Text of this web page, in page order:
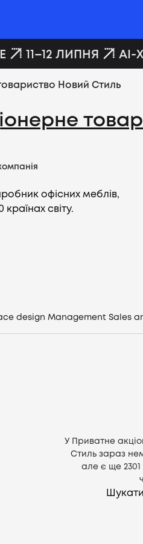
11–12 ЛИПНЯ AI-
Новий Стиль
офісних меблів,
світу.
design Management Sales
У Приватне
Стиль зараз
але є ще 2301
Шукати